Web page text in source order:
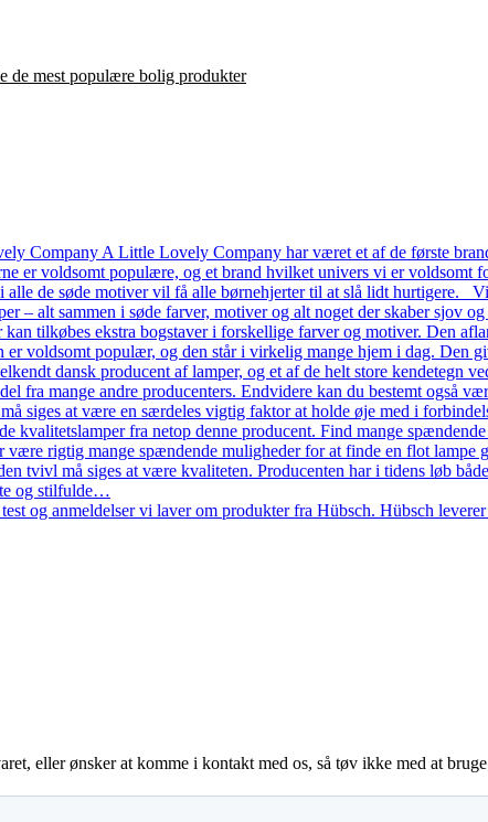
Company A Little Lovely Company har været et af de første
er voldsomt populære, og et brand hvilket univers vi er voldsomt
de søde motiver vil få alle børnehjerter til at slå lidt hurtigere.
– alt sammen i søde farver, motiver og alt noget der skaber
tilkøbes ekstra bogstaver i forskellige farver og motiver. Den
er voldsomt populær, og den står i virkelig mange hjem i dag. Den
dansk producent af lamper, og et af de helt store kendetegn
fra mange andre producenters. Endvidere kan du bestemt også
siges at være en særdeles vigtig faktor at holde øje med i
kvalitetslamper fra netop denne producent. Find mange
rigtig mange spændende muligheder for at finde en flot
tvivl må siges at være kvaliteten. Producenten har i tidens løb
og stilfulde…
og anmeldelser vi laver om produkter fra Hübsch. Hübsch
eller ønsker at komme i kontakt med os, så tøv ikke med at